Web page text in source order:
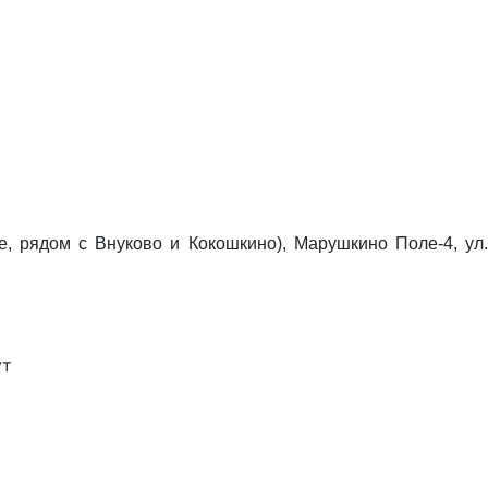
рядом с Внуково и Кокошкино), Марушкино Поле-4, ул.